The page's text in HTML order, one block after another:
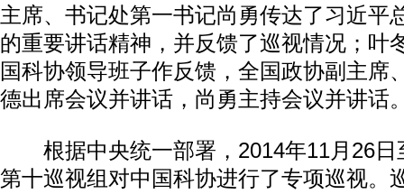
主席、书记处第一书记尚勇传达了习近平
的重要讲话精神，并反馈了巡视情况；叶
国科协领导班子作反馈，全国政协副主席
德出席会议并讲话，尚勇主持会议并讲话
根据中央统一部署，2014年11月26日
第十巡视组对中国科协进行了专项巡视。